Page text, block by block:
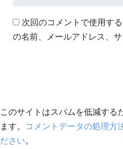
次回のコメントで使用す
の名前、メールアドレス、サ
このサイトはスパムを低減する
ます。
コメントデータの処理方
ださい。